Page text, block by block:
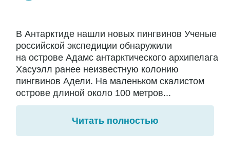
В Антарктиде нашли новых пингвинов Ученые
российской экспедиции обнаружили
на острове Адамс антарктического архипелага
Хасуэлл ранее неизвестную колонию
пингвинов Адели. На маленьком скалистом
острове длиной около 100 метров...
Читать полностью